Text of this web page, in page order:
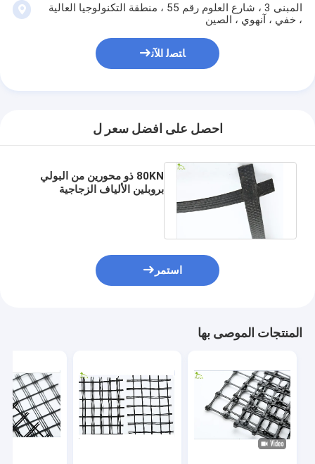
المبنى 3 ، شارع العلوم رقم 55 ، منطقة التكنولوجيا العالية
، خفي ، آنهوي ، الصين
ﺎﺘﺼﻟ ﺍﻶﻧ
احصل على افضل سعر ل
80KN ذو محورين من البولي
بروبلين الألياف الزجاجية
استمر
المنتجات الموصى بها